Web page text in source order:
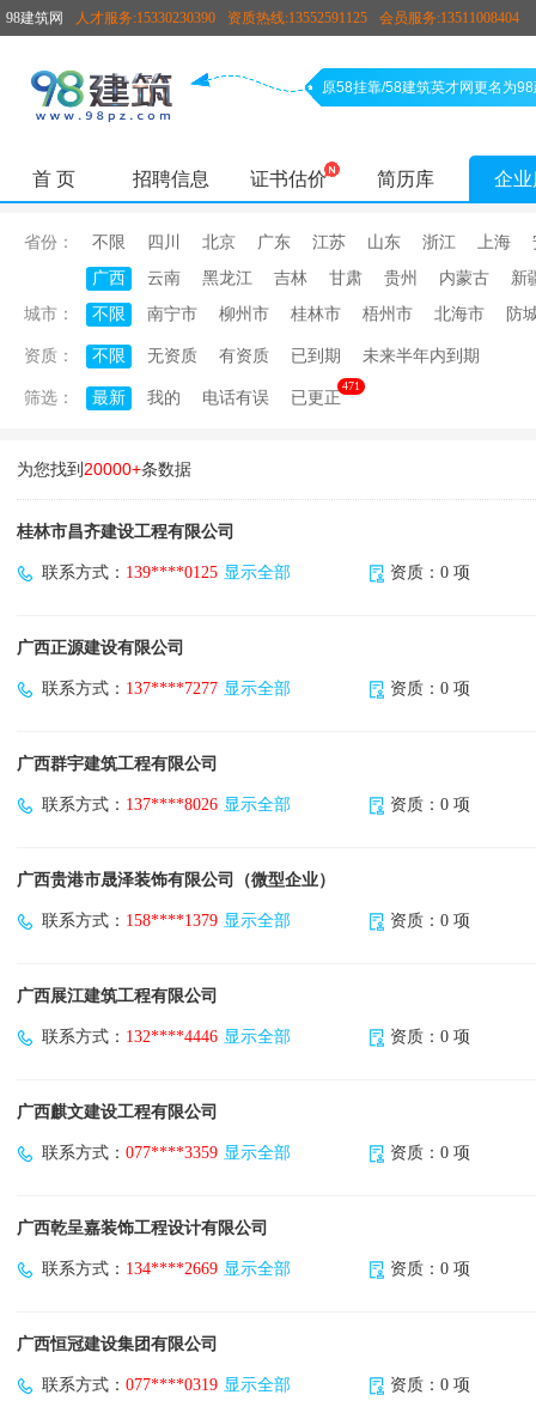
98建筑网 人才服务:15330230390 资质热线:13552591125 会员服务:13511008404
原58挂靠/58建筑英才网更名为
首 页 招聘信息 证书估价 简历库 企业
省份： 不限 四川 北京 广东 江苏 山东 浙江 上海
广西
云南 黑龙江 吉林 甘肃 贵州 内蒙古
新
城市：
不限 南宁市 柳州市 桂林市 梧州市 北海市 防
资质： 不限 无资质 有资质 已到期 未来半年内到期
筛选： 最新 我的 电话有误 已更正
471
为您找到 20000+条数据
桂林市昌齐建设工程有限公司
联系方式： 139****0125 显示全部 资质：0 项
广西正源建设有限公司
联系方式： 137****7277 显示全部 资质：0 项
广西群宇建筑工程有限公司
联系方式： 137****8026 显示全部 资质：0 项
广西贵港市晟泽装饰有限公司（微型企业）
联系方式： 158****1379 显示全部 资质：0 项
广西展江建筑工程有限公司
联系方式： 132****4446 显示全部 资质：0 项
广西麒文建设工程有限公司
联系方式： 077****3359 显示全部 资质：0 项
广西乾呈嘉装饰工程设计有限公司
联系方式： 134****2669 显示全部 资质：0 项
广西恒冠建设集团有限公司
联系方式： 077****0319 显示全部 资质：0 项